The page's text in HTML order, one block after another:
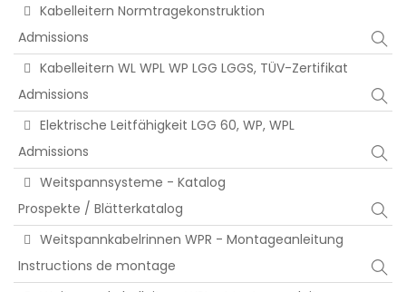
Kabelleitern Normtragekonstruktion
Admissions
Kabelleitern WL WPL WP LGG LGGS, TÜV-Zertifikat
Admissions
Elektrische Leitfähigkeit LGG 60, WP, WPL
Admissions
Weitspannsysteme - Katalog
Prospekte / Blätterkatalog
Weitspannkabelrinnen WPR - Montageanleitung
Instructions de montage